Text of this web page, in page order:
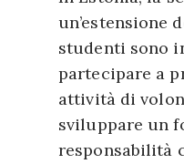
un’estensione
studenti sono
partecipare a
attività di
sviluppare un
responsabilità